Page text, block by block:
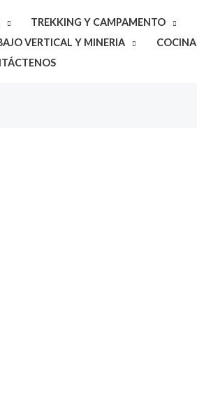
TREKKING Y CAMPAMENTO
VERTICAL Y MINERIA
COCINA